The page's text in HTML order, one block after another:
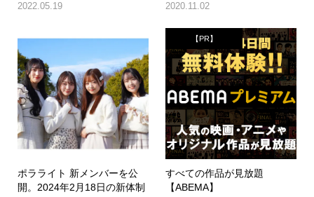
2022.05.19 2020.11.02
ポラライト 新メンバーを公
開。2024年2月18日の新体制
【PR】
すべての作品が見放題
【ABEMA】